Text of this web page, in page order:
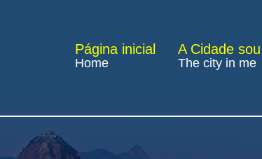
Página inicial
Home
A Cidade
The city in me